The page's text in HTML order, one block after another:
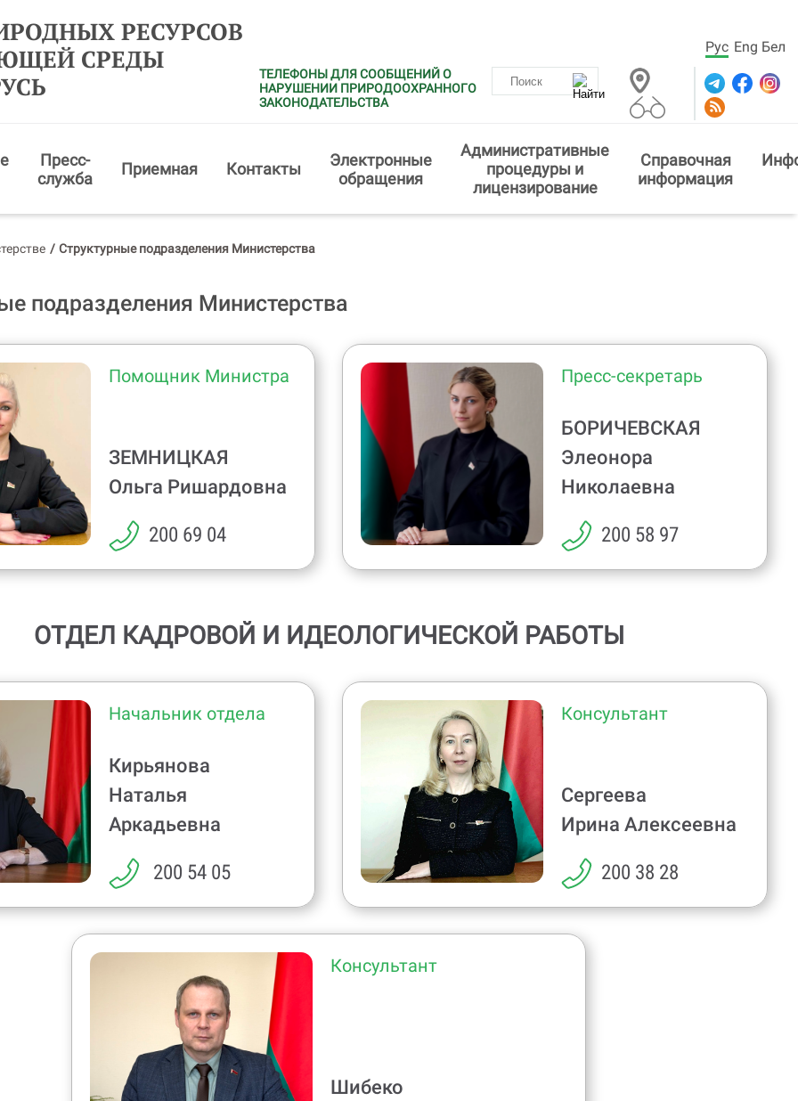
РЕСУРСОВ
СРЕДЫ
Рус Eng Бел
ТЕЛЕФОНЫ ДЛЯ СООБЩЕНИЙ О
НАРУШЕНИИ ПРИРОДООХРАННОГО
ЗАКОНОДАТЕЛЬСТВА
Пресс-
служба
Приемная Контакты
Электронные
обращения
Административные
процедуры и
лицензирование
Справочная
информация
/ Структурные подразделения Министерства
подразделения Министерства
Помощник Министра
ЗЕМНИЦКАЯ
Ольга Ришардовна
200 69 04
Пресс-секретарь
БОРИЧЕВСКАЯ
Элеонора
Николаевна
200 58 97
ОТДЕЛ КАДРОВОЙ И ИДЕОЛОГИЧЕСКОЙ РАБОТЫ
Начальник отдела
Кирьянова
Наталья
Аркадьевна
200 54 05
Консультант
Сергеева
Ирина Алексеевна
200 38 28
Консультант
Шибеко